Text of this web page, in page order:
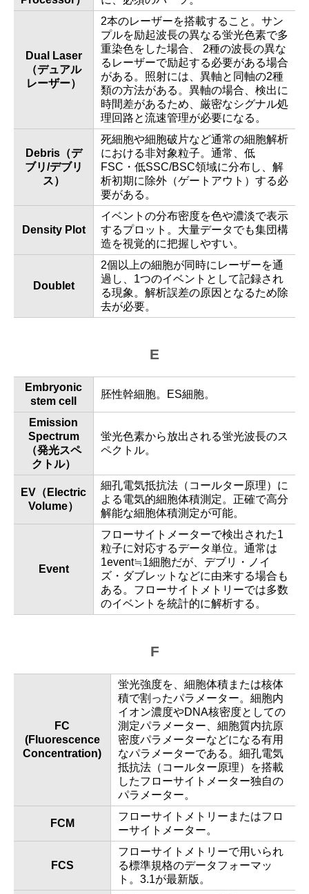
Dual Laser
（デュアル
レーザー）
2本のレーザーを搭載すること。サン
プルを励起波長の異なる蛍光色素で多
重染色をした場合、 2種の波長の異な
るレーザーで励起する必要がある場合
がある。照射には、異軸と同軸の2種
類の方法がある。異軸の場合、検出に
時間差があるため、厳密なシグナル処
理回路と流速管理が必要になる。
Debris（デ
ブリ/デブリ
ス）
死細胞や細胞破片など通常の細胞解析
における非対象粒子。通常、低
FSC・低SSC/BSC領域に分布し、解
析初期に除外（ゲートアウト）する必
要がある。
Density Plot
イベントの分布密度を色や濃淡で表示
するプロット。大量データでも集団構
造を視覚的に把握しやすい。
Doublet
2個以上の細胞が同時にレーザーを通
過し、1つのイベントとして記録され
る現象。解析誤差の原因となるため除
去が必要。
E
Embryonic
stem cell
胚性幹細胞。ES細胞。
Emission
Spectrum
（発光スペ
クトル）
蛍光色素から放出される蛍光波長のス
ペクトル。
EV（Electric
Volume）
細孔電気抵抗法（コールター原理）に
よる電気的細胞体積測定。正確で高分
解能な細胞体積測定が可能。
Event
フローサイトメーターで検出された1
粒子に対応するデータ単位。通常は
1event≒1細胞だが、デブリ・ノイ
ズ・ダブレットなどに由来する場合も
ある。フローサイトメトリーでは多数
のイベントを統計的に解析する。
F
FC
(Fluorescence
Concentration)
蛍光強度を、細胞体積または核体
積で割ったパラメーター。細胞内
イオン濃度やDNA核密度としての
測定パラメーター、細胞質内抗原
密度パラメーターなどになる有用
なパラメーターである。細孔電気
抵抗法（コールター原理）を搭載
したフローサイトメーター独自の
パラメーター。
FCM
フローサイトメトリーまたはフロ
ーサイトメーター。
FCS
フローサイトメトリーで用いられ
る標準規格のデータフォーマッ
ト。3.1が最新版。